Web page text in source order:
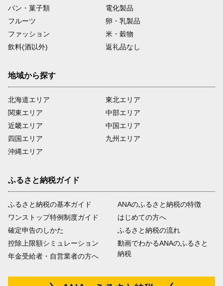
パン・菓子類
電化製品
フルーツ
卵・乳製品
ファッション
米・穀物
飲料(酒以外)
返礼品なし
地域から探す
北海道エリア
関東エリア
近畿エリア
四国エリア
沖縄エリア
東北エリア
中部エリア
中国エリア
九州エリア
ふるさと納税ガイド
ふるさと納税の基本ガイド
ワンストップ特例制度ガイド
確定申告のしかた
控除上限額シミュレーション
年金受給者・自営業者の方へ
ANAのふるさと納税の特徴
はじめての方へ
ふるさと納税の流れ
動画でわかるANAのふるさと
納税